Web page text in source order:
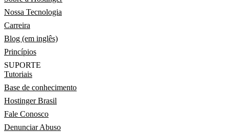
Nossa Tecnologia
Carreira
Blog (em inglês)
Princípios
SUPORTE
Tutoriais
Base de conhecimento
Hostinger Brasil
Fale Conosco
Denunciar Abuso